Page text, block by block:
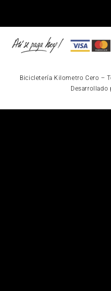
Bicicletería Kilometro Cero –
Desarrollado